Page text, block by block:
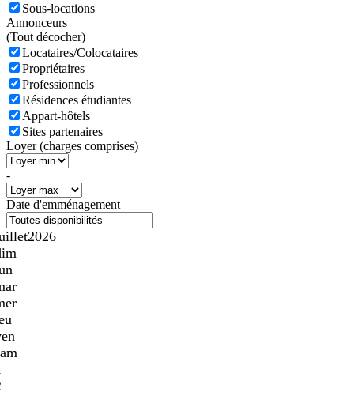
Sous-locations
Annonceurs
(Tout décocher)
Locataires/Colocataires
Propriétaires
Professionnels
Résidences étudiantes
Appart-hôtels
Sites partenaires
Loyer (charges comprises)
-
Date d'emménagement
2026